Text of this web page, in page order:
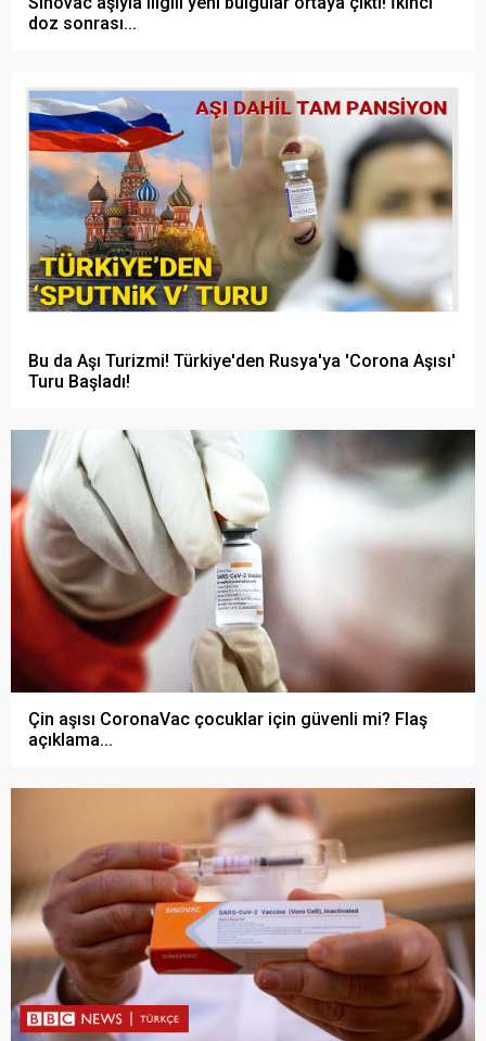
doz sonrası...
Bu da Aşı Turizmi! Türkiye'den Rusya'ya 'Corona Aşısı'
Turu Başladı!
Çin aşısı CoronaVac çocuklar için güvenli mi? Flaş
açıklama...